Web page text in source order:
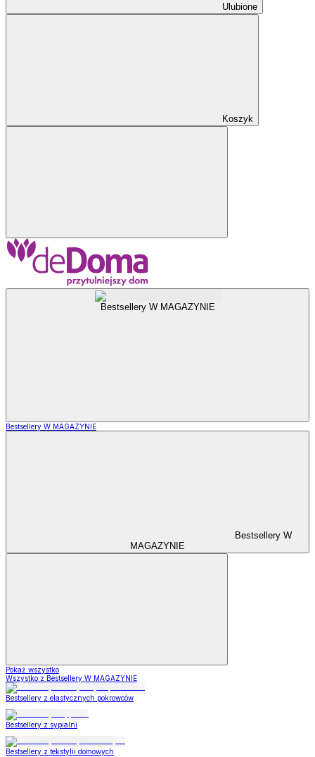
Ulubione
Koszyk
Bestsellery W MAGAZYNIE
Bestsellery W MAGAZYNIE
Bestsellery W
MAGAZYNIE
Pokaż wszystko
Wszystko z Bestsellery W MAGAZYNIE
Bestsellery z elastycznych pokrowców
Bestsellery z sypialni
Bestsellery z tekstylii domowych